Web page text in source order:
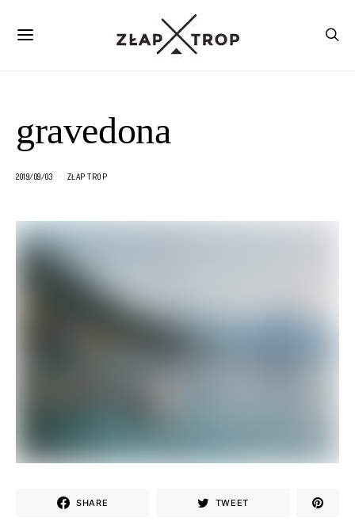
gravedona
2019/09/03 ZŁAP TROP
SHARE TWEET